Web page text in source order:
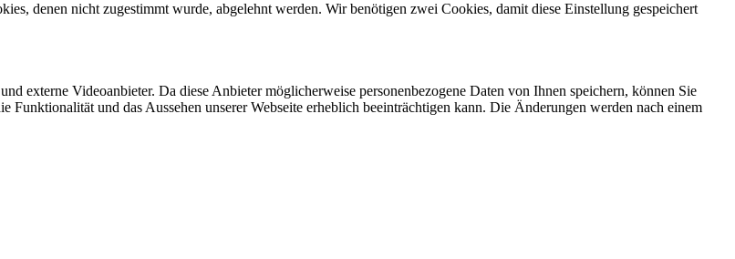
denen nicht zugestimmt wurde, abgelehnt werden. Wir benötigen zwei Cookies, damit diese Einstellung gespeichert
externe Videoanbieter. Da diese Anbieter möglicherweise personenbezogene Daten von Ihnen speichern, können Sie
Funktionalität und das Aussehen unserer Webseite erheblich beeinträchtigen kann. Die Änderungen werden nach einem